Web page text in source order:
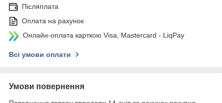
Післяплата
Оплата на рахунок
Онлайн-оплата карткою Visa, Mastercard - LiqPay
Всі умови оплати
Умови повернення